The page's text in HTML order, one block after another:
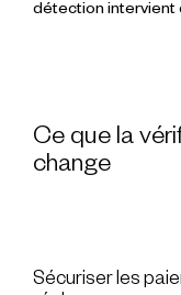
détection intervient
Ce que la
change
Sécuriser les